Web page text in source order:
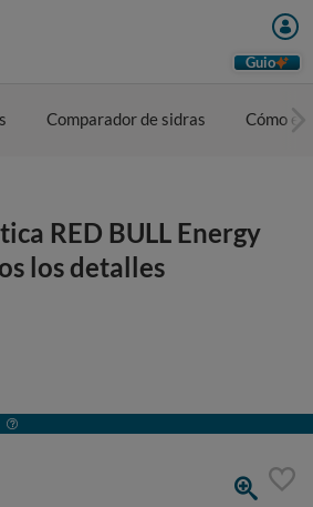
Guio
Comparador de sidras Cómo
RED BULL Energy
los detalles